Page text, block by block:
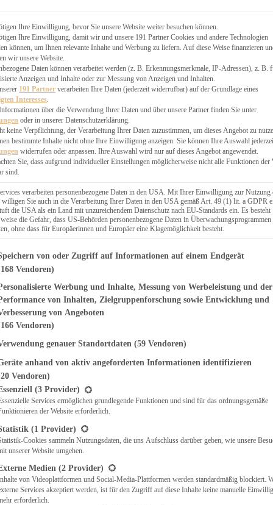
CHUTNEYS
Suche
Mandeln und
Ihre Einwilligung, bevor Sie unsere Website weiter besuchen können.
Ihre Einwilligung, damit wir und unsere 191 Partner Cookies und andere Technologien
können, um Ihnen relevante Inhalte und Werbung zu liefern. Auf diese Weise finanzieren
wir unsere Website.
Daten können verarbeitet werden (z. B. Erkennungsmerkmale, IP-Adressen), z. B.
Anzeigen und Inhalte oder zur Messung von Anzeigen und Inhalten.
191 Partner verarbeiten Ihre Daten (jederzeit widerrufbar) auf der Grundlage eines
Interesses
über die Verwendung Ihrer Daten und über unsere Partner finden Sie unter
oder in unserer Datenschutzerklärung.
keine Verpflichtung, der Verarbeitung Ihrer Daten zuzustimmen, um dieses Angebot zu
bestimmte Inhalte nicht ohne Ihre Einwilligung anzeigen. Sie können Ihre Auswahl
widerrufen oder anpassen. Ihre Auswahl wird nur auf dieses Angebot angewendet.
Sie, dass aufgrund individueller Einstellungen möglicherweise nicht alle Funktionen der
sind.
verarbeiten personenbezogene Daten in den USA. Mit Ihrer Einwilligung zur Nutzung
willigen Sie auch in die Verarbeitung Ihrer Daten in den USA gemäß Art. 49 (1) lit. a GDPR
die USA als ein Land mit unzureichendem Datenschutz nach EU-Standards ein. Es besteht
die Gefahr, dass US-Behörden personenbezogene Daten in Überwachungsprogrammen
ohne dass für Europäerinnen und Europäer eine Klagemöglichkeit besteht.
finden Sie eine Liste der Zwecke des IAB Transparency and
von oder Zugriff auf Informationen auf einem Endgerät
Vendoren)
Werbung und Inhalte, Messung von Werbeleistung und der
von Inhalten, Zielgruppenforschung sowie Entwicklung und
von Angeboten
Vendoren)
genauer Standortdaten (59 Vendoren)
anhand von aktiv angeforderten Informationen identifizieren
Vendoren)
eine Liste der Service-Gruppen, für die eine Einwilligung erteilt werden
(3 Provider)
Services ermöglichen grundlegende Funktionen und sind für das ordnungsgemäße
der Website erforderlich.
(1 Provider)
Cookies sammeln Nutzungsdaten, die uns Aufschluss darüber geben, wie unsere
unserer Website umgehen.
Medien (2 Provider)
von Videoplattformen und Social-Media-Plattformen werden standardmäßig blockiert.
Services akzeptiert werden, ist für den Zugriff auf diese Inhalte keine manuelle
erforderlich.